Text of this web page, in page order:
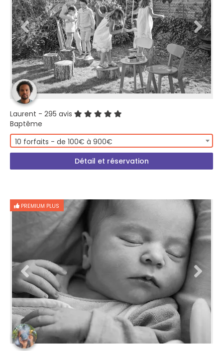
Laurent - 295 avis
Baptême
10 forfaits - de 100€ à 900€
Détail et réservation
PREMIUM PLUS